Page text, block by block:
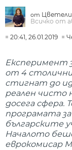
от
Всичко от
20:41, 26.01.2019
Експеримент
от 4
стигнат до
реален чисто
досега сфера.
програмата
българските
Началото
еврокомисар